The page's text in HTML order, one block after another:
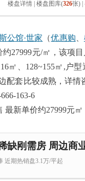
楼盘详情 楼盘图库(326张)
公馆·世家 （优惠购
27999元/㎡，该项
㎡、128~155㎡,户
套比较成熟，详情
163-6
缺刚需房 周边商
近期热销盘3.1万/平起